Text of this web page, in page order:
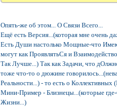
Опять-же об этом... О Связи Всего...
Ещё есть Версия...(которая мне очень
Есть Души настолько Мощные-что
могут как ПроявлятьСя и
Так Лучше...) Так как Задачи, что
тоже что-то о дюжине
Реальности...) - то есть о
Мини-Пример - Близнецы...(которые
Жизни...)